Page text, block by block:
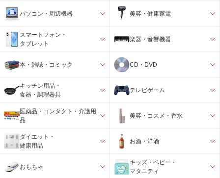
パソコン・周辺機器 美容・健康家電
スマートフォン・
タブレット
楽器・音響機器
本・雑誌・コミック CD・DVD
キッチン用品・
食器・調理器具
テレビゲーム
医薬品・コンタクト・介護用
品
美容・コスメ・香水
ダイエット・
健康用品
お酒・洋酒
おもちゃ
キッズ・ベビー・
マタニティ